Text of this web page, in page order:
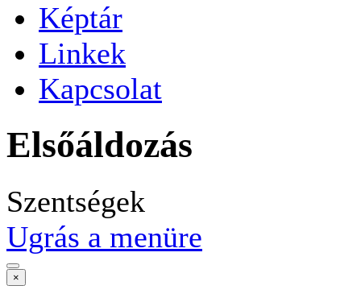
Képtár
Linkek
Kapcsolat
Elsőáldozás
Szentségek
Ugrás a menüre
×